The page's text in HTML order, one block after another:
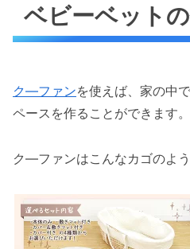
ベビーベット
ク―ファンを使えば、家の中
ペースを作ることができます。
ク―ファンはこんなカゴのよう